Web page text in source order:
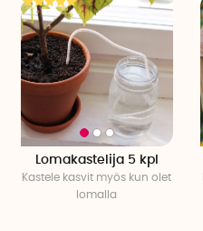
Lomakastelija 5 kpl
Kastele kasvit myös kun olet
lomalla